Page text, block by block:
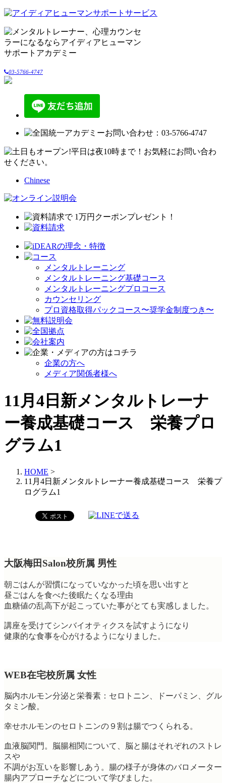
03-5766-4747
Chinese
メンタルトレーニング
メンタルトレーニング基礎コース
メンタルトレーニングプロコース
カウンセリング
プロ資格取得パックコース〜奨学金制度つき〜
企業の方へ
メディア関係者様へ
11月4日新メンタルトレーナ
ー養成基礎コース 栄養プロ
グラム1
HOME >
11月4日新メンタルトレーナー養成基礎コース 栄養プ
ログラム1
大阪梅田Salon校所属 男性
朝ごはんが習慣になっていなかった頃を思い出すと
昼ごはんを食べた後眠たくなる理由
血糖値の乱高下が起こっていた事がとても実感しました。
講座を受けてシンバイオティクスを試すようになり
健康的な食事を心がけるようになりました。
WEB在宅校所属 女性
脳内ホルモン分泌と栄養素：セロトニン、ドーパミン、グル
タミン酸。
幸せホルモンのセロトニンの９割は腸でつくられる。
血液脳関門。脳腸相関について、脳と腸はそれぞれのストレ
スや
不調がお互いを影響しあう。腸の様子が身体のバロメーター
腸内アプローチなどについて学びました。